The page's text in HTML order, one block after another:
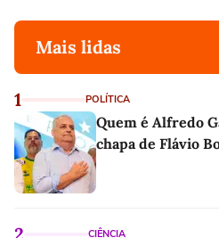
Mais lidas
1 POLÍTICA
Quem é Alfredo
chapa de Flávio
CIÊNCIA